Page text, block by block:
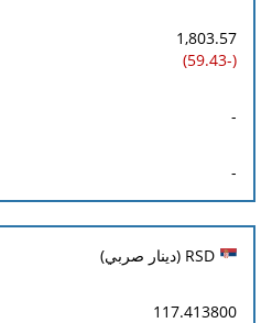
1,803.57
(-59.43)
-
-
117.413800